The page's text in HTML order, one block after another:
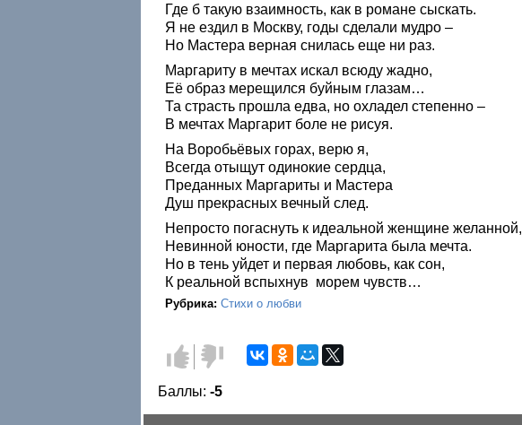
Где б такую взаимность, как в романе сыскать.
Я не ездил в Москву, годы сделали мудро –
Но Мастера верная снилась еще ни раз.
Маргариту в мечтах искал всюду жадно,
Её образ мерещился буйным глазам…
Та страсть прошла едва, но охладел степенно –
В мечтах Маргарит боле не рисуя.
На Воробьёвых горах, верю я,
Всегда отыщут одинокие сердца,
Преданных Маргариты и Мастера
Душ прекрасных вечный след.
Непросто погаснуть к идеальной женщине желанной,
Невинной юности, где Маргарита была мечта.
Но в тень уйдет и первая любовь, как сон,
К реальной вспыхнув морем чувств…
Рубрика: Стихи о любви
Голос
за!
Голос
против!
Баллы: -5